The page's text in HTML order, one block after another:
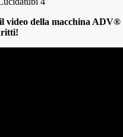
video della macchina ADV®